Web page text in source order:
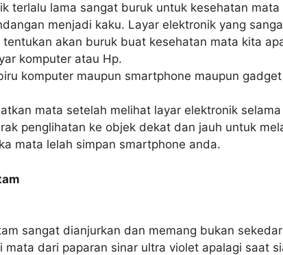
terlalu lama sangat buruk untuk kesehatan
menjadi kaku. Layar elektronik yang
akan buruk buat kesehatan mata kita
komputer atau Hp.
komputer maupun smartphone maupun
mata setelah melihat layar elektronik
penglihatan ke objek dekat dan jauh untuk
mata lelah simpan smartphone anda.
sangat dianjurkan dan memang bukan
dari paparan sinar ultra violet apalagi saat